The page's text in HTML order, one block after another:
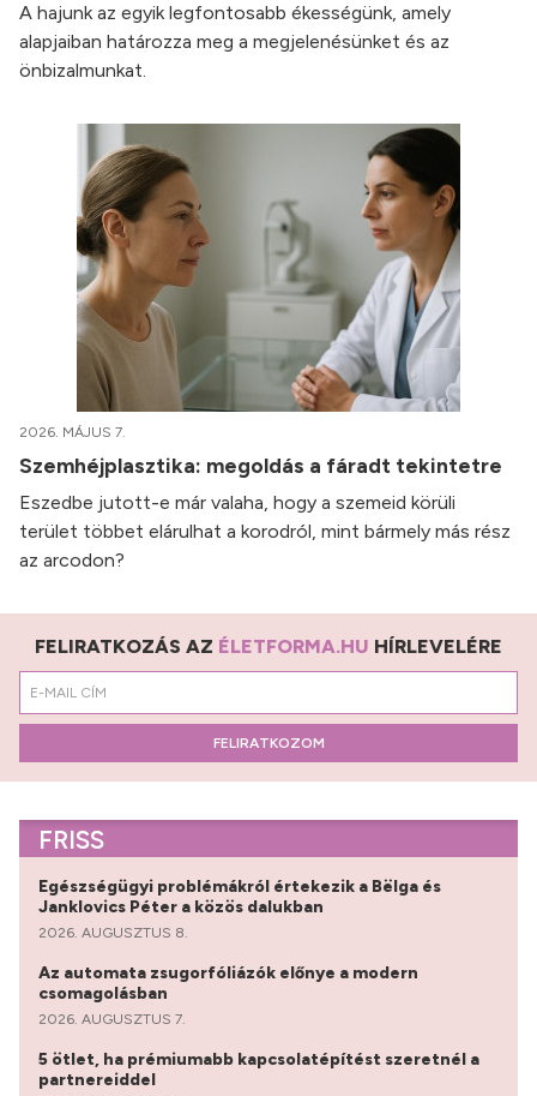
A hajunk az egyik legfontosabb ékességünk, amely
alapjaiban határozza meg a megjelenésünket és az
önbizalmunkat.
2026. MÁJUS 7.
Szemhéjplasztika: megoldás a fáradt tekintetre
Eszedbe jutott-e már valaha, hogy a szemeid körüli
terület többet elárulhat a korodról, mint bármely más rész
az arcodon?
FELIRATKOZÁS AZ ÉLETFORMA.HU HÍRLEVELÉRE
FELIRATKOZOM
FRISS
Egészségügyi problémákról értekezik a Bëlga és
Janklovics Péter a közös dalukban
2026. AUGUSZTUS 8.
Az automata zsugorfóliázók előnye a modern
csomagolásban
2026. AUGUSZTUS 7.
5 ötlet, ha prémiumabb kapcsolatépítést szeretnél a
partnereiddel